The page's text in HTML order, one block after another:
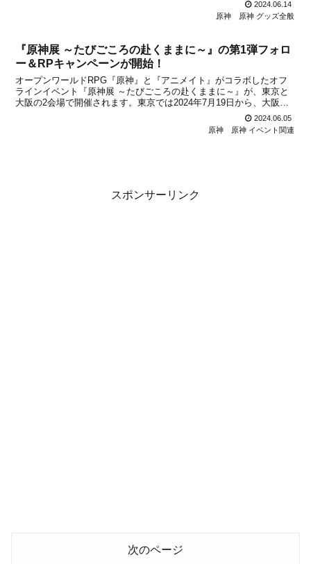
2024.06.14
原神
原神 グッズ全般
『原神展 ～たびごころの赴くままに～』の第1弾フォロ
ー＆RPキャンペーンが開始！
オープンワールドRPG『原神』と『アニメイト』がコラボしたオフ
ラインイベント『原神展 ～たびごころの赴くままに～』が、東京と
大阪の2会場で開催されます。東京では2024年7月19日から、大阪で
は9月20日からイベントがスタートします。以前もお伝えしたよう
2024.06.05
原神
原神 イベント関連
スポンサーリンク
次のページ